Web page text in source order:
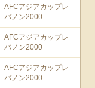
AFCアジアカップレ
バノン2000
AFCアジアカップレ
バノン2000
AFCアジアカップレ
バノン2000